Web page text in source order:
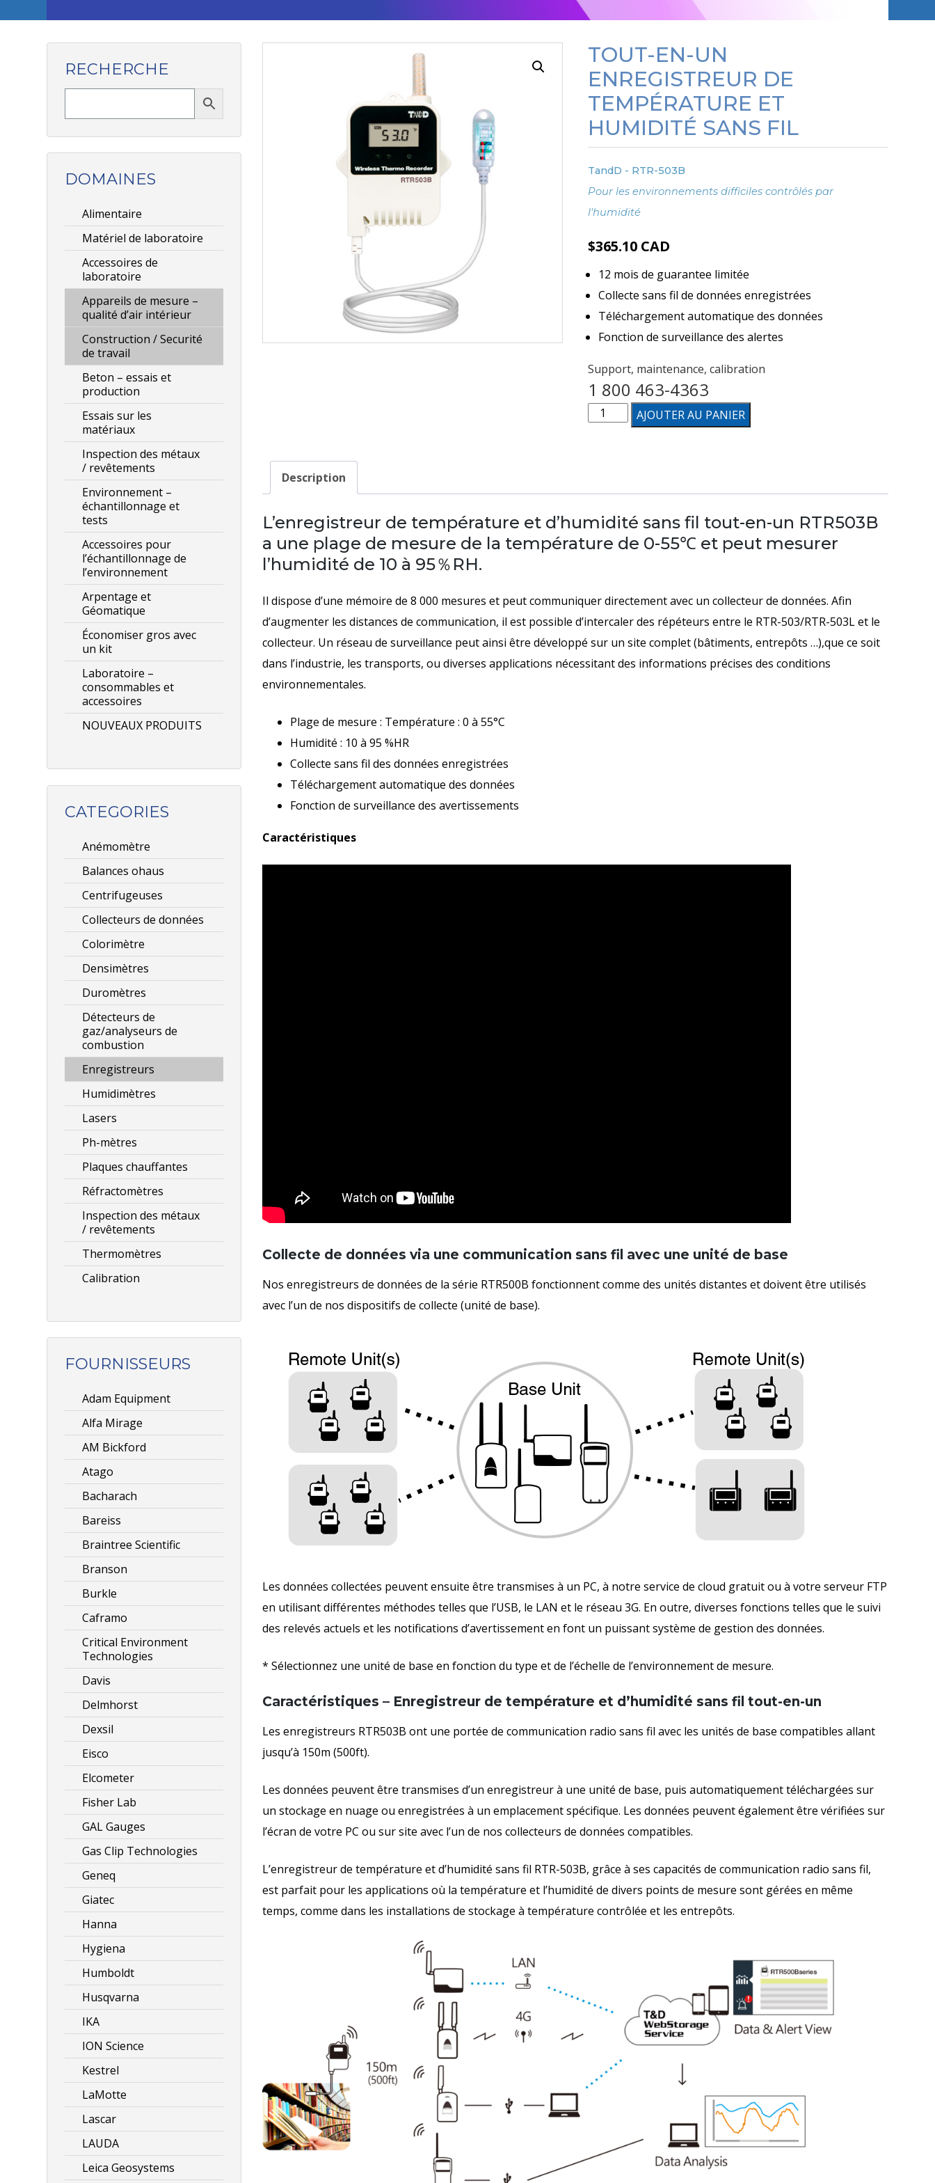
TOUT-EN-UN
ENREGISTREUR DE
TEMPÉRATURE ET
HUMIDITÉ SANS FIL
TandD - RTR-503B
Pour les environnements difficiles contrôlés par
l'humidité
$365.10 CAD
12 mois de guarantee limitée
Collecte sans fil de données enregistrées
Téléchargement automatique des données
Fonction de surveillance des alertes
Support, maintenance, calibration
1 800 463-4363
quantité
UN
ENREGISTREUR
DE
HUMIDITÉ
SANS
FIL
AJOUTER AU PANIER
Description
L’enregistreur de température et d’humidité sans fil tout-en-un RTR503B
a une plage de mesure de la température de 0-55℃ et peut mesurer
l’humidité de 10 à 95％RH.
Il dispose d’une mémoire de 8 000 mesures et peut communiquer directement avec un collecteur de données. Afin
d’augmenter les distances de communication, il est possible d’intercaler des répéteurs entre le RTR-503/RTR-503L et le
collecteur. Un réseau de surveillance peut ainsi être développé sur un site complet (bâtiments, entrepôts …),que ce soit
dans l’industrie, les transports, ou diverses applications nécessitant des informations précises des conditions
environnementales.
Plage de mesure : Température : 0 à 55°C
Humidité : 10 à 95 %HR
Collecte sans fil des données enregistrées
Téléchargement automatique des données
Fonction de surveillance des avertissements
Caractéristiques
Collecte de données via une communication sans fil avec une unité de base
Nos enregistreurs de données de la série RTR500B fonctionnent comme des unités distantes et doivent être utilisés
avec l’un de nos dispositifs de collecte (unité de base).
Les données collectées peuvent ensuite être transmises à un PC, à notre service de cloud gratuit ou à votre serveur FTP
en utilisant différentes méthodes telles que l’USB, le LAN et le réseau 3G. En outre, diverses fonctions telles que le suivi
des relevés actuels et les notifications d’avertissement en font un puissant système de gestion des données.
* Sélectionnez une unité de base en fonction du type et de l’échelle de l’environnement de mesure.
Caractéristiques – Enregistreur de température et d’humidité sans fil tout-en-un
Les enregistreurs RTR503B ont une portée de communication radio sans fil avec les unités de base compatibles allant
jusqu’à 150m (500ft).
Les données peuvent être transmises d’un enregistreur à une unité de base, puis automatiquement téléchargées sur
un stockage en nuage ou enregistrées à un emplacement spécifique. Les données peuvent également être vérifiées sur
l’écran de votre PC ou sur site avec l’un de nos collecteurs de données compatibles.
L’enregistreur de température et d’humidité sans fil RTR-503B, grâce à ses capacités de communication radio sans fil,
est parfait pour les applications où la température et l’humidité de divers points de mesure sont gérées en même
temps, comme dans les installations de stockage à température contrôlée et les entrepôts.
RECHERCHE
DOMAINES
Alimentaire
Matériel de laboratoire
Accessoires de
laboratoire
Appareils de mesure –
qualité d’air intérieur
Construction / Securité
de travail
Beton – essais et
production
Essais sur les
matériaux
Inspection des métaux
/ revêtements
Environnement –
échantillonnage et
tests
Accessoires pour
l’échantillonnage de
l’environnement
Arpentage et
Géomatique
Économiser gros avec
un kit
Laboratoire –
consommables et
accessoires
NOUVEAUX PRODUITS
CATEGORIES
Anémomètre
Balances ohaus
Centrifugeuses
Collecteurs de données
Colorimètre
Densimètres
Duromètres
Détecteurs de
gaz/analyseurs de
combustion
Enregistreurs
Humidimètres
Lasers
Ph-mètres
Plaques chauffantes
Réfractomètres
Inspection des métaux
/ revêtements
Thermomètres
Calibration
FOURNISSEURS
Adam Equipment
Alfa Mirage
AM Bickford
Atago
Bacharach
Bareiss
Braintree Scientific
Branson
Burkle
Caframo
Critical Environment
Technologies
Davis
Delmhorst
Dexsil
Eisco
Elcometer
Fisher Lab
GAL Gauges
Gas Clip Technologies
Geneq
Giatec
Hanna
Hygiena
Humboldt
Husqvarna
IKA
ION Science
Kestrel
LaMotte
Lascar
LAUDA
Leica Geosystems